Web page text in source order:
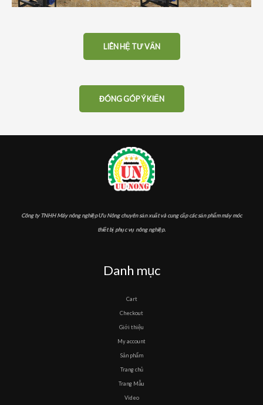
LIÊN HỆ TƯ VẤN
ĐÓNG GÓP Ý KIẾN
Công ty TNHH Máy nông nghiệp Ưu Nông chuyên sản xuất và cung cấp các sản phẩm máy móc
thiết bị phục vụ nông nghiệp.
Danh mục
Cart
Checkout
Giới thiệu
My account
Sản phẩm
Trang chủ
Trang Mẫu
Video